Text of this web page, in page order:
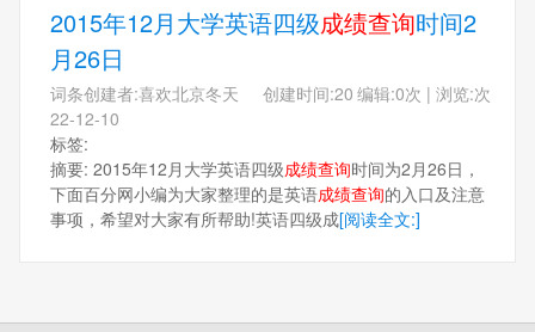
2015年12月大学英语四级成绩查询时间2
月26日
编辑:0次 | 浏览:次
词条创建者:喜欢北京冬天 创建时间:20
22-12-10
标签:
摘要: 2015年12月大学英语四级成绩查询时间为2月26日，
下面百分网小编为大家整理的是英语成绩查询的入口及注意
事项，希望对大家有所帮助!英语四级成[阅读全文:]